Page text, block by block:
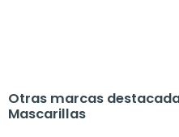
Otras marcas
Mascarillas